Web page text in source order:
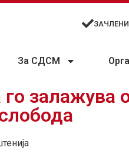
За СДСМ
залажува